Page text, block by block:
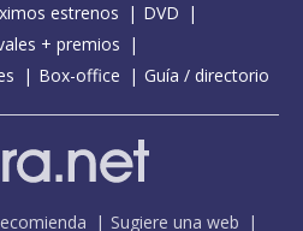
estrenos
DVD
+ premios
Box-office Guía / directorio
Sugiere una web